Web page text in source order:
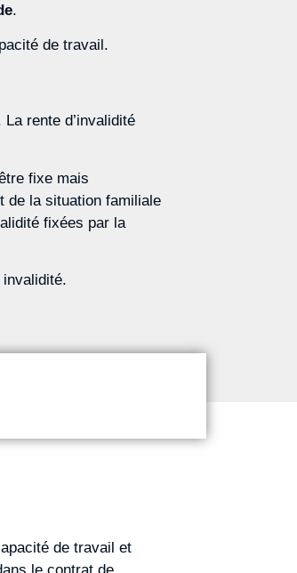
.
de travail.
La rente d’invalidité
fixe mais
de la situation familiale
fixées par la
invalidité.
de travail et
le contrat de